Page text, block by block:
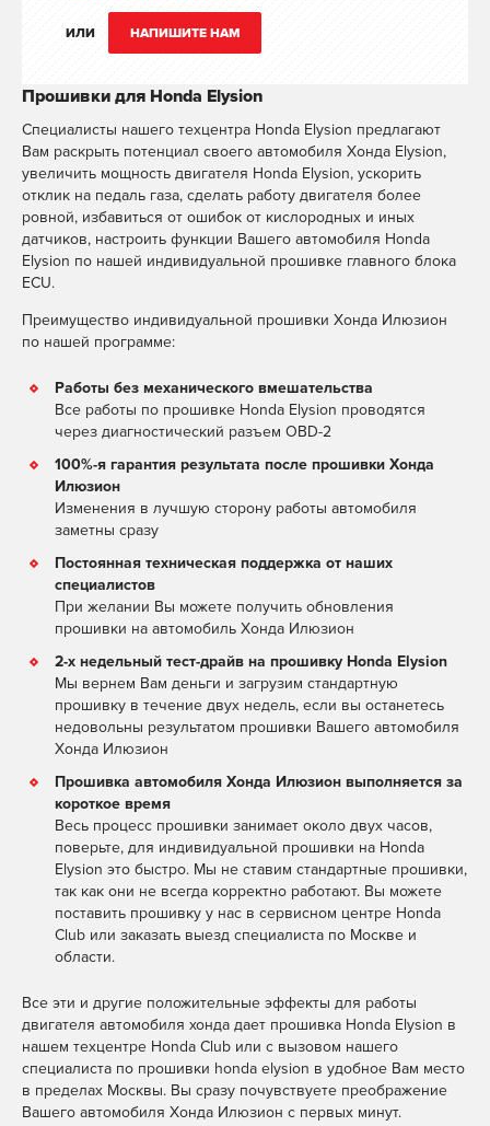
ИЛИ НАПИШИТЕ НАМ
Прошивки для Honda Elysion
Специалисты нашего техцентра Honda Elysion предлагают
Вам раскрыть потенциал своего автомобиля Хонда Elysion,
увеличить мощность двигателя Honda Elysion, ускорить
отклик на педаль газа, сделать работу двигателя более
ровной, избавиться от ошибок от кислородных и иных
датчиков, настроить функции Вашего автомобиля Honda
Elysion по нашей индивидуальной прошивке главного блока
ECU.
Преимущество индивидуальной прошивки Хонда Илюзион
по нашей программе:
Работы без механического вмешательства
Все работы по прошивке Honda Elysion проводятся
через диагностический разъем OBD-2
100%-я гарантия результата после прошивки Хонда
Илюзион
Изменения в лучшую сторону работы автомобиля
заметны сразу
Постоянная техническая поддержка от наших
специалистов
При желании Вы можете получить обновления
прошивки на автомобиль Хонда Илюзион
2-х недельный тест-драйв на прошивку Honda Elysion
Мы вернем Вам деньги и загрузим стандартную
прошивку в течение двух недель, если вы останетесь
недовольны результатом прошивки Вашего автомобиля
Хонда Илюзион
Прошивка автомобиля Хонда Илюзион выполняется за
короткое время
Весь процесс прошивки занимает около двух часов,
поверьте, для индивидуальной прошивки на Honda
Elysion это быстро. Мы не ставим стандартные прошивки,
так как они не всегда корректно работают. Вы можете
поставить прошивку у нас в сервисном центре Honda
Club или заказать выезд специалиста по Москве и
области.
Все эти и другие положительные эффекты для работы
двигателя автомобиля хонда дает прошивка Honda Elysion в
нашем техцентре Honda Club или с вызовом нашего
специалиста по прошивки honda elysion в удобное Вам место
в пределах Москвы. Вы сразу почувствуете преображение
Вашего автомобиля Хонда Илюзион с первых минут.